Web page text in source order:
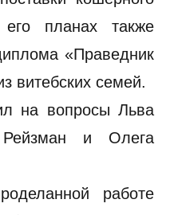
планах также
«Праведник
витебских семей.
на вопросы Льва
и Олега
работе